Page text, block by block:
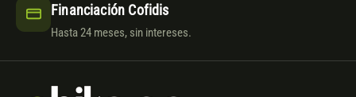
Financiación Cofidis
Hasta 24 meses, sin intereses.